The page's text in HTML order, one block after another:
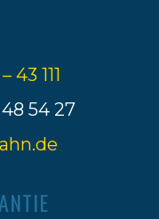
43 111
48 54 27